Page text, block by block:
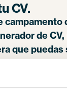
CV.
campamento
de CV,
que puedas
a los
una gran